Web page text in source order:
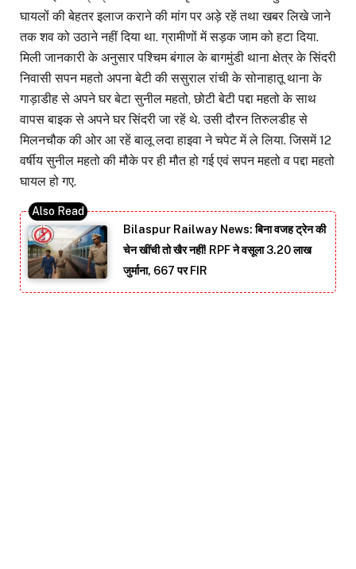
घायलों की बेहतर इलाज कराने की मांग पर अड़े रहें तथा खबर लिखे जाने
तक शव को उठाने नहीं दिया था. ग्रामीणों में सड़क जाम को हटा दिया.
मिली जानकारी के अनुसार पश्चिम बंगाल के बागमुंडी थाना क्षेत्र के सिंदरी
निवासी सपन महतो अपना बेटी की ससुराल रांची के सोनाहातू थाना के
गाड़ाडीह से अपने घर बेटा सुनील महतो, छोटी बेटी पद्दा महतो के साथ
वापस बाइक से अपने घर सिंदरी जा रहें थे. उसी दौरन तिरुलडीह से
मिलनचौक की ओर आ रहें बालू लदा हाइवा ने चपेट में ले लिया. जिसमें 12
वर्षीय सुनील महतो की मौके पर ही मौत हो गई एवं सपन महतो व पद्दा महतो
घायल हो गए.
Bilaspur Railway News: बिना वजह ट्रेन की
चेन खींची तो खैर नहीं! RPF ने वसूला 3.20 लाख
जुर्माना, 667 पर FIR